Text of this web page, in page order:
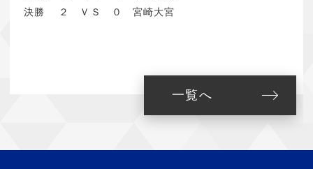
決勝 ２ ＶＳ ０ 宮崎大宮
一覧へ